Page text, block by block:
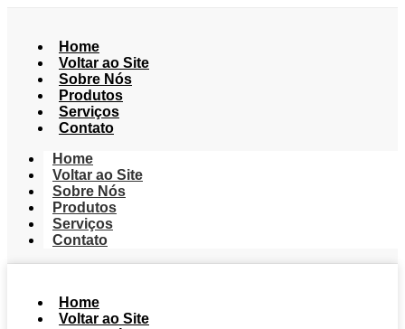
Home
Voltar ao Site
Sobre Nós
Produtos
Serviços
Contato
Home
Voltar ao Site
Sobre Nós
Produtos
Serviços
Contato
Home
Voltar ao Site